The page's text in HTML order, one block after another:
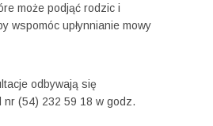
może podjąć rodzic i
wspomóc upłynnianie mowy
odbywają się
nr (54) 232 59 18 w godz.